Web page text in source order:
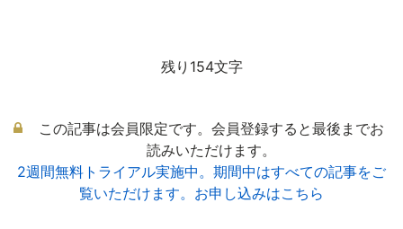
残り154文字
この記事は会員限定です。会員登録すると最後までお
読みいただけます。
2週間無料トライアル実施中。期間中はすべての記事をご
覧いただけます。お申し込みはこちら